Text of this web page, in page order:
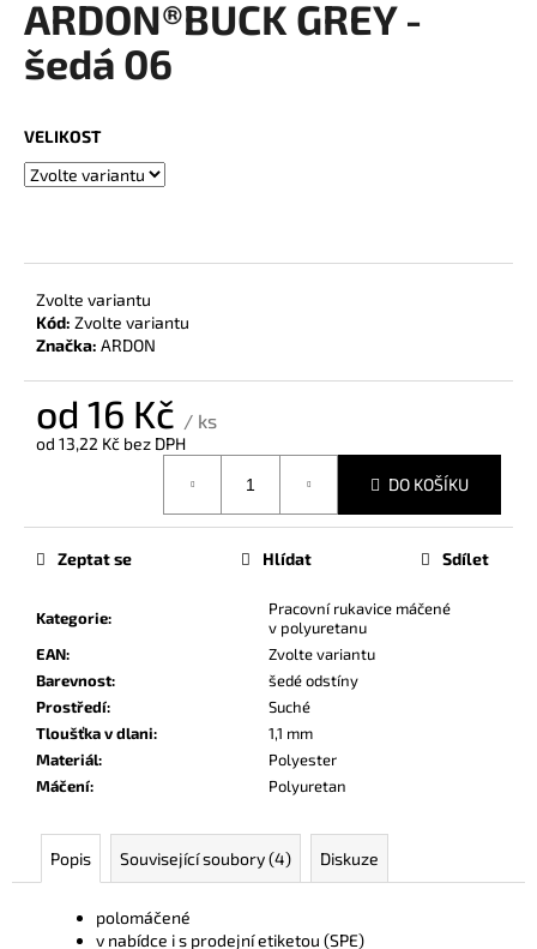
ARDON®BUCK GREY -
šedá 06
VELIKOST
Zvolte variantu
Kód: Zvolte variantu
Značka: ARDON
od 16 Kč / ks
od 13,22 Kč bez DPH
DO KOŠÍKU
Kategorie:
Pracovní rukavice máčené
v polyuretanu
EAN:
Zvolte variantu
Barevnost:
šedé odstíny
Prostředí:
Suché
Tloušťka v dlani:
1,1 mm
Materiál:
Polyester
Máčení: Polyuretan
Zeptat se Hlídat Sdílet
Popis Související soubory (4) Diskuze
polomáčené
v nabídce i s prodejní etiketou (SPE)
a
j
t
?
D
o
p
u
e
m
e